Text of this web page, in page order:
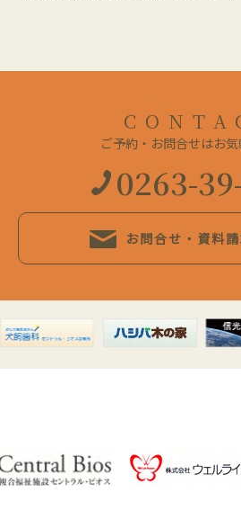
ご予約・お問合せはお
0263-
お問合せ・資料